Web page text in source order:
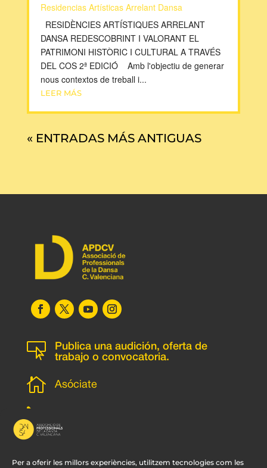
Per a oferir les millors experiències, utilitzem tecnologies com les
Residencias Artísticas Arrelant Dansa
RESIDÈNCIES ARTÍSTIQUES ARRELANT
DANSA REDESCOBRINT I VALORANT EL
PATRIMONI HISTÒRIC I CULTURAL A TRAVÉS
DEL COS 2ª EDICIÓ Amb l'objectiu de generar
nous contextos de treball i...
LEER MÁS
« ENTRADAS MÁS ANTIGUAS

Publica una audición, oferta de
trabajo o convocatoria.
 Asóciate
l